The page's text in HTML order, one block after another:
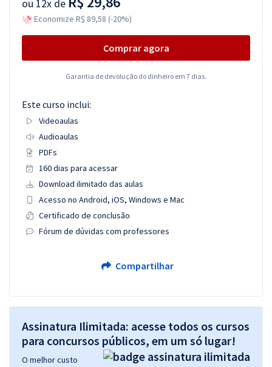
ou 12x de
Economize R$ 89,58 (-20%)
Comprar agora
Garantia de devolução do dinheiro em 7 dias.
Este curso inclui:
Videoaulas
Audioaulas
PDFs
160 dias para acessar
Download ilimitado das aulas
Acesso no Android, iOS, Windows e Mac
Certificado de conclusão
Fórum de dúvidas com professores
Compartilhar
Assinatura Ilimitada: acesse todos os cursos
para concursos públicos, em um só lugar!
O melhor custo